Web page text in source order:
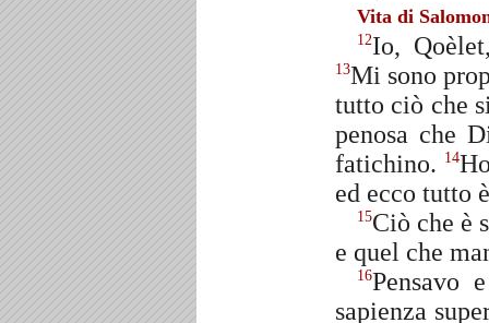
Vita di
12Io,
13Mi sono
tutto ciò che
penosa che
fatichino. 14
ed ecco tutto
15Ciò che è
e quel che
16Pensavo
sapienza